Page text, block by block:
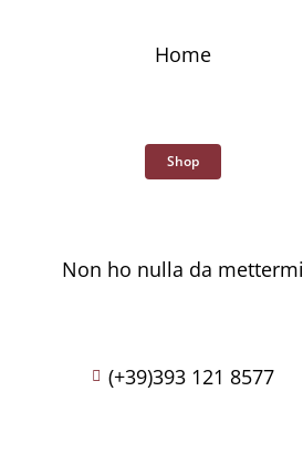
Home
Shop
Non ho nulla da mettermi
(+39)393 121 8577